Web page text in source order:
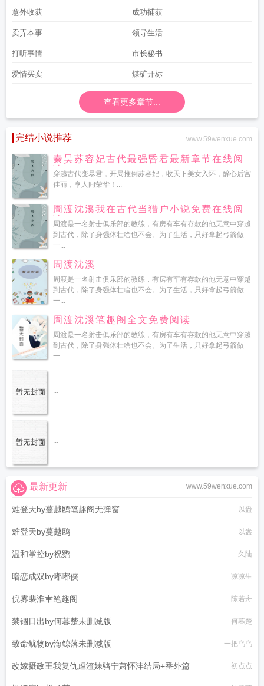
意外收获 成功捕获
卖弄本事 领导生活
打听事情 市长秘书
爱情买卖 煤矿开标
查看更多章节...
完结小说推荐 www.59wenxue.com
秦昊苏容妃古代最强昏君最新章节在线阅
读
穿越古代变暴君，开局推倒苏容妃，收天下美女入怀，醉心后宫
佳丽，享人间荣华！...
周渡沈溪我在古代当猎户小说免费在线阅
读
周渡是一名射击俱乐部的教练，有房有车有存款的他无意中穿越
到古代，除了身强体壮啥也不会。为了生活，只好拿起弓箭做
一...
周渡沈溪
周渡是一名射击俱乐部的教练，有房有车有存款的他无意中穿越
到古代，除了身强体壮啥也不会。为了生活，只好拿起弓箭做
一...
周渡沈溪笔趣阁全文免费阅读
周渡是一名射击俱乐部的教练，有房有车有存款的他无意中穿越
到古代，除了身强体壮啥也不会。为了生活，只好拿起弓箭做
一...
...
...
www.59wenxue.com
最新更新
难登天by蔓越鸥笔趣阁无弹窗 以盎
难登天by蔓越鸥 以盎
温和掌控by祝鹦 久陆
暗恋成双by嘟嘟侠 凉凉生
倪雾裴淮聿笔趣阁 陈若舟
禁锢日出by何暮楚未删减版 何暮楚
致命鱿物by海鲸落未删减版 一把乌乌
改嫁摄政王我复仇虐渣妹骆宁萧怀沣结局+番外篇 初点点